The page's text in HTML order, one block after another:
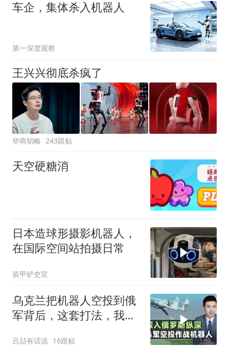
车企，集体杀入机器人
第一深度观察
王兴兴彻底杀疯了
华商韬略 243跟贴
天空硬糖消
日本造球形摄影机器人，
在国际空间站拍摄日常
装甲铲史官
乌克兰把机器人空投到俄
军背后，这套打法，我们
吕喆有话说 16跟贴